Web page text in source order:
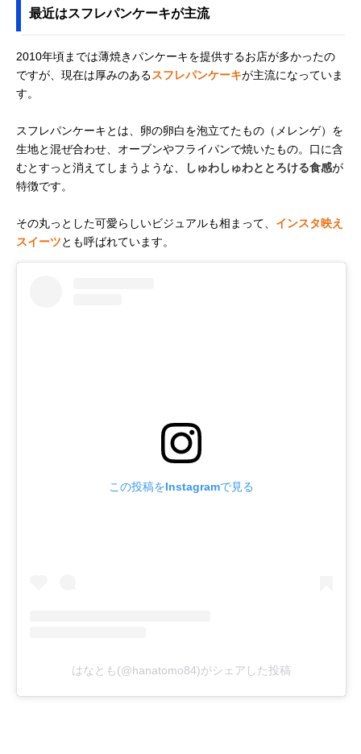
最近はスフレパンケーキが主流
2010年頃までは薄焼きパンケーキを提供するお店が多かったの
ですが、現在は厚みのあるスフレパンケーキが主流になっていま
す。
スフレパンケーキとは、卵の卵白を泡立てたもの（メレンゲ）を
生地と混ぜ合わせ、オーブンやフライパンで焼いたもの。口に含
むとすっと消えてしまうような、
しゅわしゅわととろける食感が
特徴です。
その丸っとした可愛らしいビジュアルも相まって、 インスタ映え
スイーツとも呼ばれています。
この投稿をInstagramで見る
はなとも(@hanatomo84)がシェアした投稿